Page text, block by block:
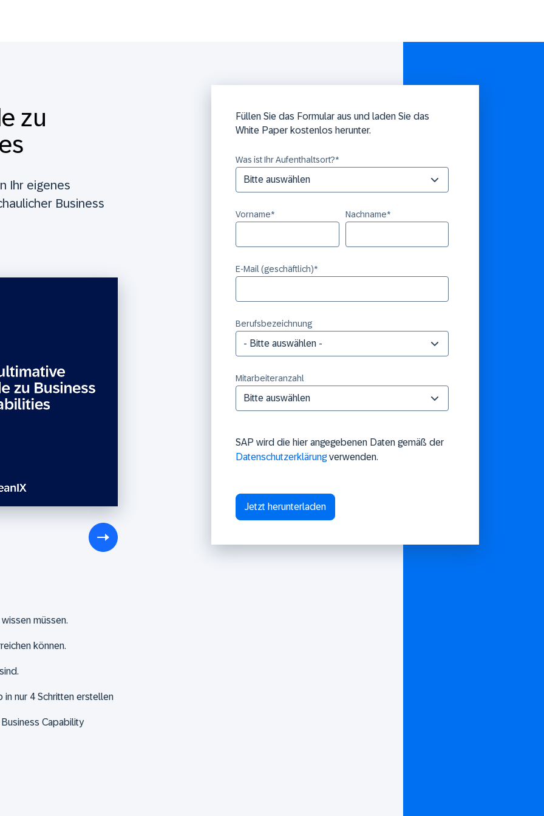
zu
Ihr eigenes
Business
müssen.
können.
in nur 4 Schritten erstellen
Capability
Füllen Sie das Formular aus und laden Sie das
White Paper kostenlos herunter.
Was ist Ihr Aufenthaltsort?*
Vorname* Nachname*
E-Mail (geschäftlich)*
Berufsbezeichnung
Mitarbeiteranzahl
SAP wird die hier angegebenen Daten gemäß der
Datenschutzerklärungverwenden.